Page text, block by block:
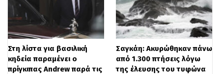
οποία υποστηριριζόταν από
τεθωρακισμένα οχήματα και προωθήθηκε
από τρεις κατευθύνσεις. Ο λόχος υπέστη
σοβαρές απώλειες. Υπό σφοδρά πυρά,
Στη λίστα για βασιλική
κηδεία παραμένει ο
πρίγκιπας Andrew παρά τις
Σαγκάη: Ακυρώθηκαν πάνω
από 1.300 πτήσεις λόγω
της έλευσης του τυφώνα